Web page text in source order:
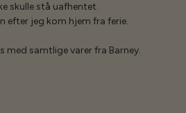
skulle stå uafhentet.
efter jeg kom hjem fra ferie.
med samtlige varer fra Barney.